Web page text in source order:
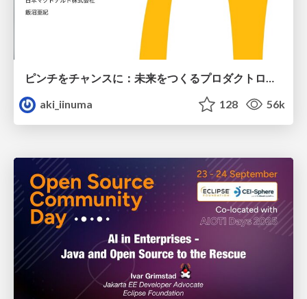
ピンチをチャンスに：未来をつくるプロダクトロードマップ #pmconf2020
aki_iinuma
128 56k